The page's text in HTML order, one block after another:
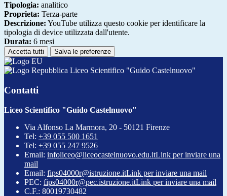
Tipologia: analitico
Proprieta: Terza-parte
Descrizione: YouTube utilizza questo cookie per identificare la
tipologia di device utilizzata dall'utente.
Durata: 6 mesi
Accetta tutti Salva le preferenze
Liceo Scientifico "Guido Castelnuovo"
Contatti
Liceo Scientifico "Guido Castelnuovo"
Via Alfonso La Marmora, 20 - 50121 Firenze
Tel: +39 055 500 1651
Tel: +39 055 247 9526
Email: infoliceo@liceocastelnuovo.edu.itLink per inviare una
mail
Email: fips04000r@istruzione.itLink per inviare una mail
PEC: fips04000r@pec.istruzione.itLink per inviare una mail
C.F.: 80019730482